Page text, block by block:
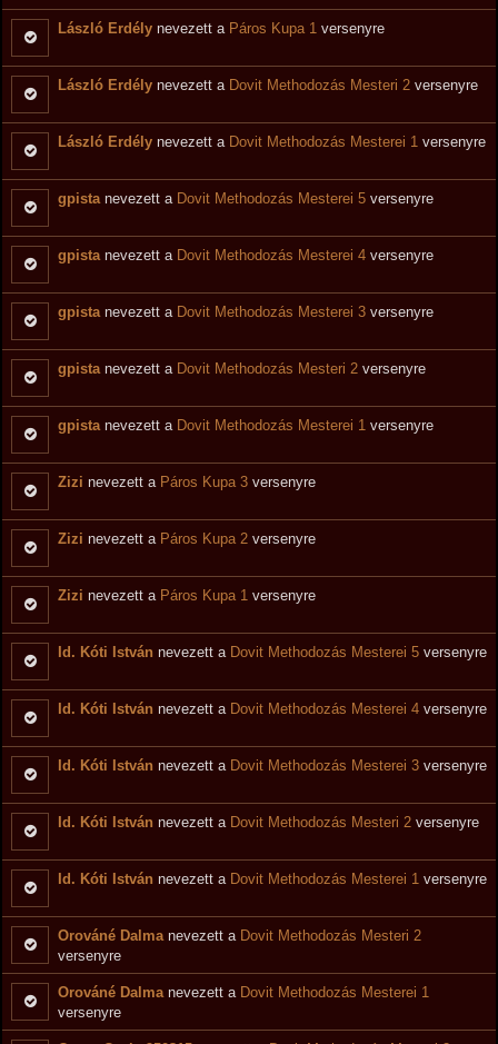
László Erdély nevezett a Páros Kupa 1 versenyre
László Erdély nevezett a Dovit Methodozás Mesteri 2 versenyre
László Erdély nevezett a Dovit Methodozás Mesterei 1 versenyre
gpistanevezett a Dovit Methodozás Mesterei 5 versenyre
gpistanevezett a Dovit Methodozás Mesterei 4 versenyre
gpistanevezett a Dovit Methodozás Mesterei 3 versenyre
gpistanevezett a Dovit Methodozás Mesteri 2 versenyre
gpistanevezett a Dovit Methodozás Mesterei 1 versenyre
Zizi nevezett a Páros Kupa 3 versenyre
Zizi nevezett a Páros Kupa 2 versenyre
Zizi nevezett a Páros Kupa 1 versenyre
Id. Kóti István nevezett a Dovit Methodozás Mesterei 5 versenyre
Id. Kóti István nevezett a Dovit Methodozás Mesterei 4 versenyre
Id. Kóti István nevezett a Dovit Methodozás Mesterei 3 versenyre
Id. Kóti István nevezett a Dovit Methodozás Mesteri 2 versenyre
Id. Kóti István nevezett a Dovit Methodozás Mesterei 1 versenyre
Orováné Dalma nevezett a Dovit Methodozás Mesteri 2
versenyre
Orováné Dalma nevezett a Dovit Methodozás Mesterei 1
versenyre